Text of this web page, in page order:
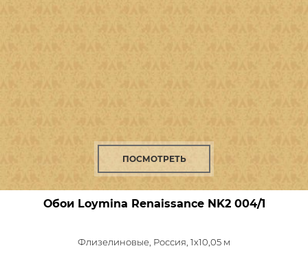
ПОСМОТРЕТЬ
Обои Loymina RenaissanceNK2 004/1
Флизелиновые, Россия, 1x10,05 м